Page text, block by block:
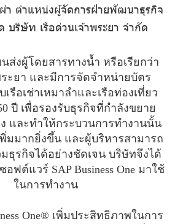
า ตำแหน่งผู้จัดการฝ่ายพัฒนาธุรกิจ
บริษัท เรือด่วนเจ้าพระยา จำกัด
ส่งผู้โดยสารทางน้ำ หรือเรียกว่า
ระยา และมีการจัดจำหน่ายบัตร
รือเช่าเหมาลำและเรือท่องเที่ยว
ปี เพื่อรองรับธุรกิจที่กำลังขยาย
และทำให้กระบวนการทำงานนั้น
มมากยิ่งขึ้น และผู้บริหารสามารถ
ธุรกิจได้อย่างชัดเจน บริษัทจึงได้
อฟต์แวร์ SAP Business One มาใช้
ในการทำงาน
One® เพิ่มประสิทธิภาพในการ